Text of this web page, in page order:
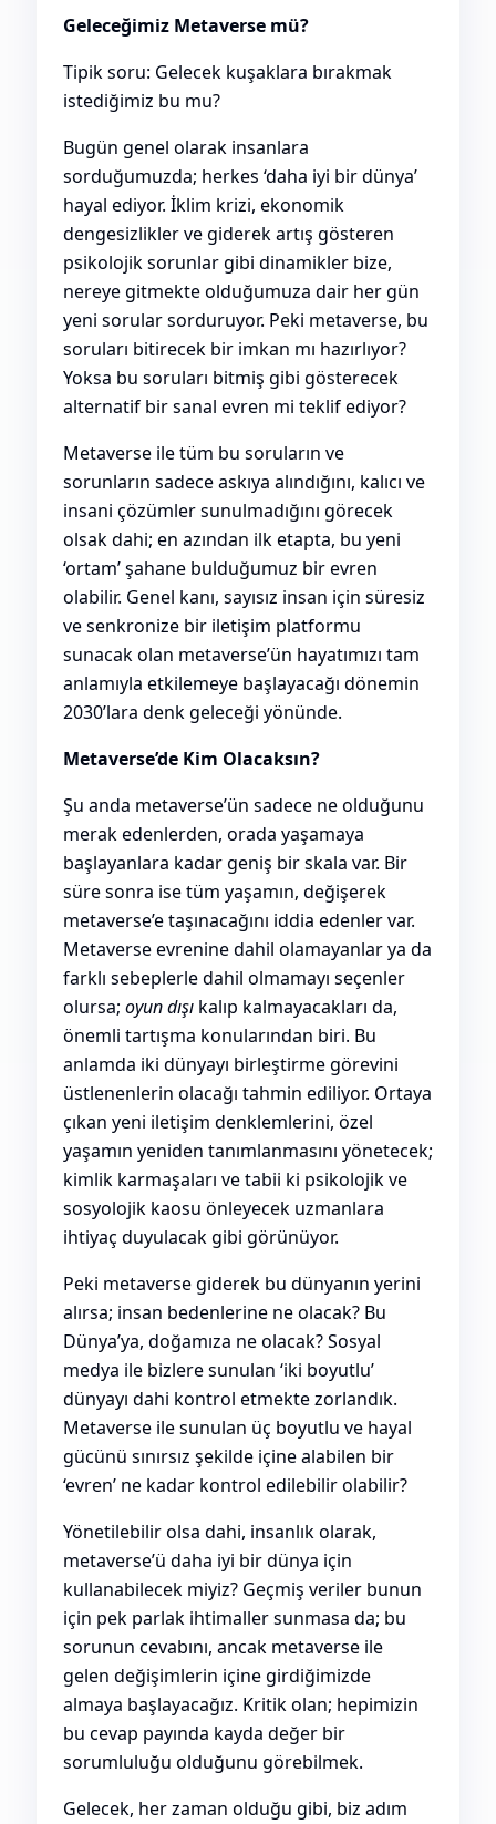
Geleceğimiz Metaverse mü?
Tipik soru: Gelecek kuşaklara bırakmak
istediğimiz bu mu?
Bugün genel olarak insanlara
sorduğumuzda; herkes ‘daha iyi bir dünya’
hayal ediyor. İklim krizi, ekonomik
dengesizlikler ve giderek artış gösteren
psikolojik sorunlar gibi dinamikler bize,
nereye gitmekte olduğumuza dair her gün
yeni sorular sorduruyor. Peki metaverse, bu
soruları bitirecek bir imkan mı hazırlıyor?
Yoksa bu soruları bitmiş gibi gösterecek
alternatif bir sanal evren mi teklif ediyor?
Metaverse ile tüm bu soruların ve
sorunların sadece askıya alındığını, kalıcı ve
insani çözümler sunulmadığını görecek
olsak dahi; en azından ilk etapta, bu yeni
‘ortam’ şahane bulduğumuz bir evren
olabilir. Genel kanı, sayısız insan için süresiz
ve senkronize bir iletişim platformu
sunacak olan metaverse’ün hayatımızı tam
anlamıyla etkilemeye başlayacağı dönemin
2030’lara denk geleceği yönünde.
Metaverse’de Kim Olacaksın?
Şu anda metaverse’ün sadece ne olduğunu
merak edenlerden, orada yaşamaya
başlayanlara kadar geniş bir skala var. Bir
süre sonra ise tüm yaşamın, değişerek
metaverse’e taşınacağını iddia edenler var.
Metaverse evrenine dahil olamayanlar ya da
farklı sebeplerle dahil olmamayı seçenler
olursa; oyun dışı kalıp kalmayacakları da,
önemli tartışma konularından biri. Bu
anlamda iki dünyayı birleştirme görevini
üstlenenlerin olacağı tahmin ediliyor. Ortaya
çıkan yeni iletişim denklemlerini, özel
yaşamın yeniden tanımlanmasını yönetecek;
kimlik karmaşaları ve tabii ki psikolojik ve
sosyolojik kaosu önleyecek uzmanlara
ihtiyaç duyulacak gibi görünüyor.
Peki metaverse giderek bu dünyanın yerini
alırsa; insan bedenlerine ne olacak? Bu
Dünya’ya, doğamıza ne olacak? Sosyal
medya ile bizlere sunulan ‘iki boyutlu’
dünyayı dahi kontrol etmekte zorlandık.
Metaverse ile sunulan üç boyutlu ve hayal
gücünü sınırsız şekilde içine alabilen bir
‘evren’ ne kadar kontrol edilebilir olabilir?
Yönetilebilir olsa dahi, insanlık olarak,
metaverse’ü daha iyi bir dünya için
kullanabilecek miyiz? Geçmiş veriler bunun
için pek parlak ihtimaller sunmasa da; bu
sorunun cevabını, ancak metaverse ile
gelen değişimlerin içine girdiğimizde
almaya başlayacağız. Kritik olan; hepimizin
bu cevap payında kayda değer bir
sorumluluğu olduğunu görebilmek.
Gelecek, her zaman olduğu gibi, biz adım